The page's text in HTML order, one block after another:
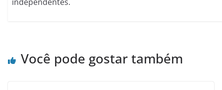
Você pode gostar também